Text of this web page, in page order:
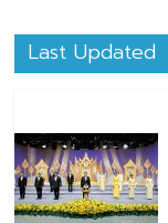
Last Updated